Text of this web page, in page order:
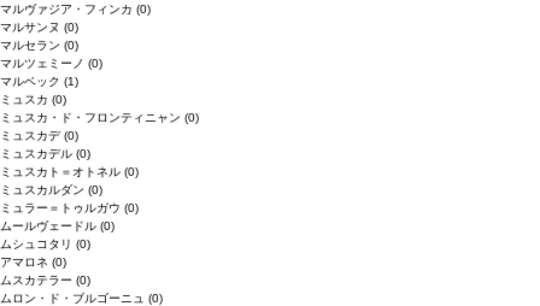
マルヴァジア・フィンカ (0)
マルサンヌ (0)
マルセラン (0)
マルツェミーノ (0)
マルベック (1)
ミュスカ (0)
ミュスカ・ド・フロンティニャン (0)
ミュスカデ(0)
ミュスカデル (0)
ミュスカト＝オトネル (0)
ミュスカルダン (0)
ミュラー＝トゥルガウ (0)
ムールヴェードル (0)
ムシュコタリ (0)
アマロネ (0)
ムスカテラー (0)
ムロン・ド・ブルゴーニュ (0)